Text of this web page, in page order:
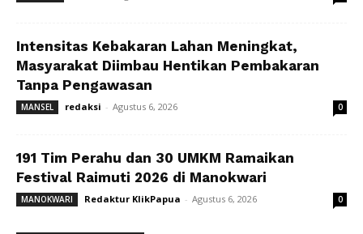
Intensitas Kebakaran Lahan Meningkat,
Masyarakat Diimbau Hentikan Pembakaran
Tanpa Pengawasan
MANSEL redaksi - Agustus 6, 2026 0
191 Tim Perahu dan 30 UMKM Ramaikan
Festival Raimuti 2026 di Manokwari
MANOKWARI Redaktur KlikPapua - Agustus 6, 2026 0